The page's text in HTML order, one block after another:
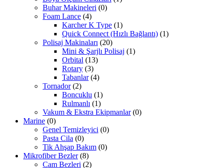
Buhar Makineleri (0)
Foam Lance (4)
Karcher K Type (1)
Quick Connect (Hızlı Bağlantı) (1)
Polisaj Makinaları (20)
Mini & Şarjlı Polisaj (1)
Orbital (13)
Rotary (3)
Tabanlar (4)
Tornador (2)
Boncuklu (1)
Rulmanlı (1)
Vakum & Ekstra Ekipmanlar (0)
Marine (0)
Genel Temizleyici (0)
Pasta Cila (0)
Tik Ahşap Bakım (0)
Mikrofiber Bezler (8)
Cam Bezleri (2)